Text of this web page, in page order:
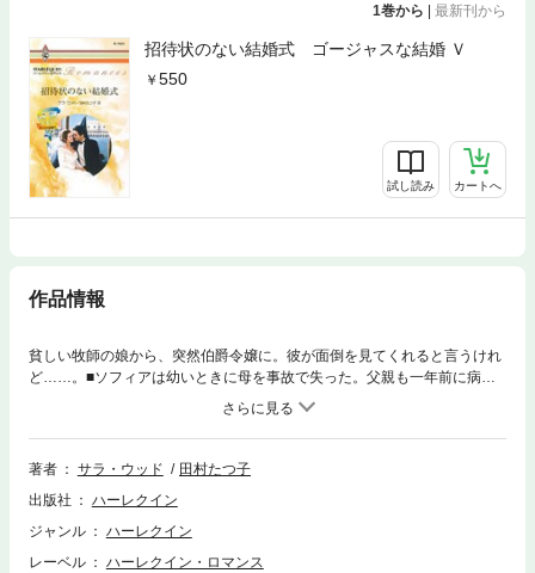
1巻から 最新刊から
招待状のない結婚式 ゴージャスな結婚 Ｖ
550
試し読み カートへ
作品情報
貧しい牧師の娘から、突然伯爵令嬢に。彼が面倒を見てくれると言うけれ
ど……。■ソフィアは幼いときに母を事故で失った。父親も一年前に病気
で亡くなり、ひとりで暮らしている。小さな村では仕事も見つからず、ず
っと失業中だ。王子様と出会って結婚するのが夢だが、かないそうもな
い。ある日ソフィアは弁護士に呼ばれ、事務所を訪れた。そこで有名なベ
ネチアの貴族、ロッツァーノを紹介される。彼がなぜここにいるのかとい
族、ダンティーガ家の相続人であり、ロッツァーノが捜していた人物だ
と。茫然とするソフィアに、ロッツァーノは優しく話しかけた。彼の頭に
著者 サラ・ウッド
田村たつ子
出版社
ハーレクイン
ジャンル
ハーレクイン
レーベル
ハーレクイン・ロマンス